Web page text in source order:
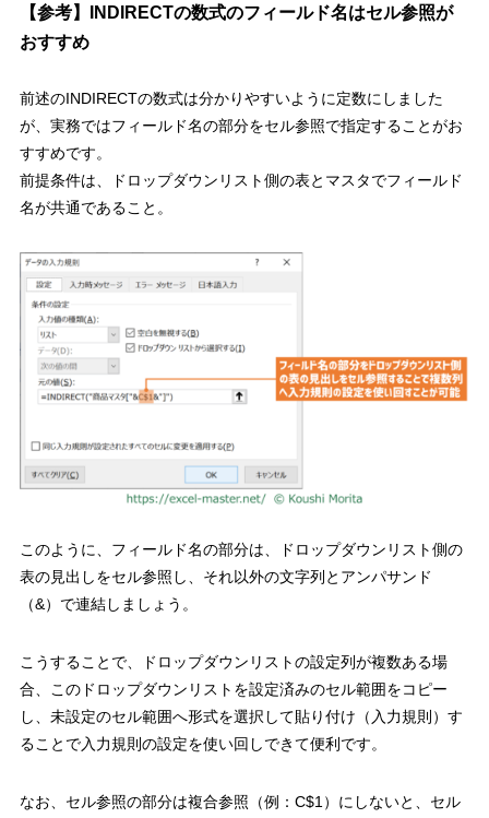
【参考】 INDIRECTの数式のフィールド名はセル参照が
おすすめ
前述のINDIRECTの数式は分かりやすいように定数にしました
が、 実務ではフィールド名の部分をセル参照で指定することがお
すすめです。
前提条件は、ドロップダウンリスト側の表とマスタでフィールド
名が共通であること。
このように、 フィールド名の部分は、ドロップダウンリスト側の
表の見出しをセル参照し、それ以外の文字列とアンパサンド
（&）で連結しましょう。
こうすることで、ドロップダウンリストの設定列が複数ある場
合、このドロップダウンリストを設定済みのセル範囲をコピー
し、未設定のセル範囲へ形式を選択して貼り付け（入力規則）す
ることで入力規則の設定を使い回しできて便利です。
なお、 セル参照の部分は複合参照（例： C$1 ）にしないと、セル